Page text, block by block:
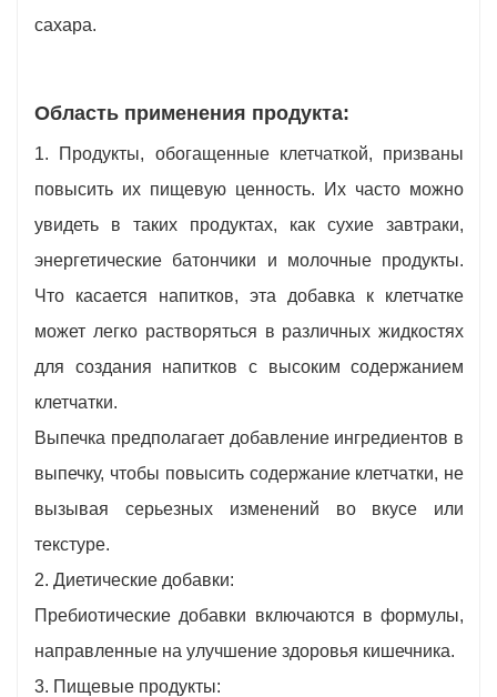
сахара.
Область применения продукта:
1. Продукты, обогащенные клетчаткой, призваны
повысить их пищевую ценность. Их часто можно
увидеть в таких продуктах, как сухие завтраки,
энергетические батончики и молочные продукты.
Что касается напитков, эта добавка к клетчатке
может легко растворяться в различных жидкостях
для создания напитков с высоким содержанием
клетчатки.
Выпечка предполагает добавление ингредиентов в
выпечку, чтобы повысить содержание клетчатки, не
вызывая серьезных изменений во вкусе или
текстуре.
2. Диетические добавки:
Пребиотические добавки включаются в формулы,
направленные на улучшение здоровья кишечника.
3. Пищевые продукты: